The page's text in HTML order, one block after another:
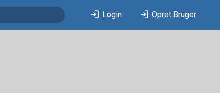
login Login login Opret Bruger